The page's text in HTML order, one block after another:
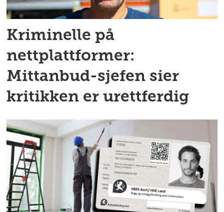
Kriminelle på
nettplattformer:
Mittanbud-sjefen sier
kritikken er urettferdig